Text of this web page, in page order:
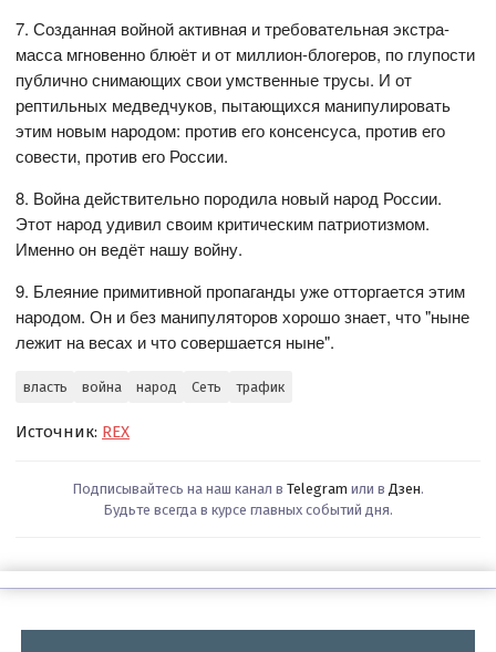
7. Созданная войной активная и требовательная экстра-
масса мгновенно блюёт и от миллион-блогеров, по глупости
публично снимающих свои умственные трусы. И от
рептильных медведчуков, пытающихся манипулировать
этим новым народом: против его консенсуса, против его
совести, против его России.
8. Война действительно породила новый народ России.
Этот народ удивил своим критическим патриотизмом.
Именно он ведёт нашу войну.
9. Блеяние примитивной пропаганды уже отторгается этим
народом. Он и без манипуляторов хорошо знает, что "ныне
лежит на весах и что совершается ныне".
власть война народ Сеть трафик
Источник: REX
Подписывайтесь на наш канал в Telegram или в Дзен.
Будьте всегда в курсе главных событий дня.